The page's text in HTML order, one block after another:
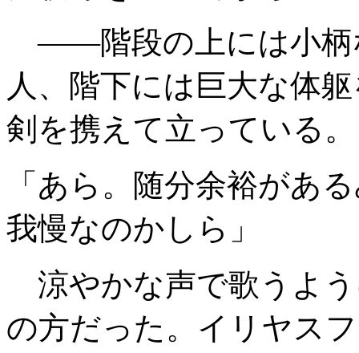
――階段の上には小柄
人、階下には巨大な体
剣を携えて立っている。
「あら。随分余裕があ
我慢なのかしら」
涼やかな声で歌うよ
の方だった。イリヤス